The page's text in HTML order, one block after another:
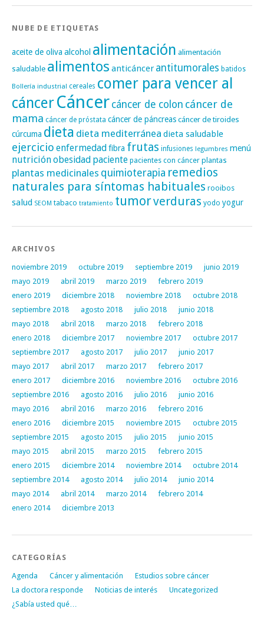
NUBE DE ETIQUETAS
aceite de oliva alcohol alimentación alimentación
saludable alimentos anticáncer antitumorales batidos
Bollería industrial cereales comer para vencer al
cáncerCáncer cáncer de colon cáncer de
mama cáncer de próstata cáncer de páncreascáncer de tiroides
cúrcuma dieta dieta mediterránea dieta saludable
ejercicio enfermedadfibra frutas infusiones legumbres menú
nutriciónobesidad paciente pacientes con cáncer plantas
plantas medicinales quimioterapia remedios
naturales para síntomas habituales rooibos
salud SEOM tabaco tratamiento tumorverduras yodo yogur
ARCHIVOS
noviembre 2019 octubre 2019 septiembre 2019
junio 2019
mayo 2019
abril 2019 marzo 2019
febrero 2019
enero 2019
diciembre 2018 noviembre 2018
octubre 2018
septiembre 2018
agosto 2018 julio 2018
junio 2018
mayo 2018
abril 2018 marzo 2018
febrero 2018
enero 2018
diciembre 2017 noviembre 2017
octubre 2017
septiembre 2017
agosto 2017 julio 2017
junio 2017
mayo 2017
abril 2017 marzo 2017
febrero 2017
enero 2017
diciembre 2016 noviembre 2016
octubre 2016
septiembre 2016
agosto 2016 julio 2016
junio 2016
mayo 2016
abril 2016 marzo 2016
febrero 2016
enero 2016
diciembre 2015 noviembre 2015
octubre 2015
septiembre 2015
agosto 2015 julio 2015
junio 2015
mayo 2015
abril 2015 marzo 2015
febrero 2015
enero 2015
diciembre 2014 noviembre 2014
octubre 2014
septiembre 2014
agosto 2014 julio 2014
junio 2014
mayo 2014
abril 2014 marzo 2014
febrero 2014
enero 2014
diciembre 2013
CATEGORÍAS
Agenda Cáncer y alimentación
Estudios sobre cáncer
La doctora responde
Noticias de interés
Uncategorized
¿Sabía usted qué…